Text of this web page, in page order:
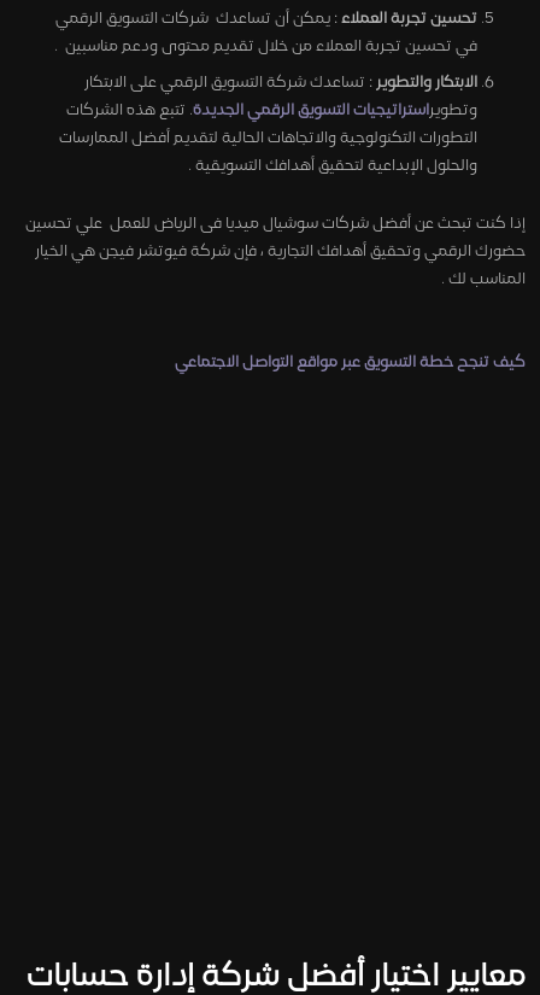
تحسين تجربة العملاء : يمكن أن تساعدك شركات التسويق الرقمي
في تحسين تجربة العملاء من خلال تقديم محتوى ودعم مناسبين .
الابتكار والتطوير : تساعدك شركة التسويق الرقمي على الابتكار
وتطوير استراتيجيات التسويق الرقمي الجديدة. تتبع هذه الشركات
التطورات التكنولوجية والاتجاهات الحالية لتقديم أفضل الممارسات
والحلول الإبداعية لتحقيق أهدافك التسويقية .
إذا كنت تبحث عن أفضل شركات سوشيال ميديا فى الرياض للعمل علي تحسين
حضورك الرقمي وتحقيق أهدافك التجارية ، فإن شركة فيوتشر فيجن هي الخيار
المناسب لك .
كيف تنجح خطة التسويق عبر مواقع التواصل الاجتماعي
معايير اختيار أفضل شركة إدارة حسابات